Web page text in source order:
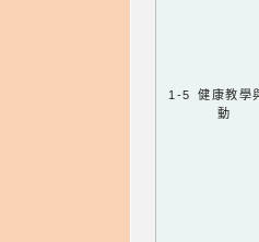
1-5 健康教學
動